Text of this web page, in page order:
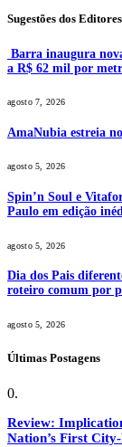
Sugestões dos Editores
Barra inaugura
a R$ 62 mil por
agosto 7, 2026
AmaNubia estreia
agosto 5, 2026
Spin’n Soul e
Paulo em edição
agosto 5, 2026
Dia dos Pais
roteiro comum por
agosto 5, 2026
Últimas Postagens
Review:
Nation’s First